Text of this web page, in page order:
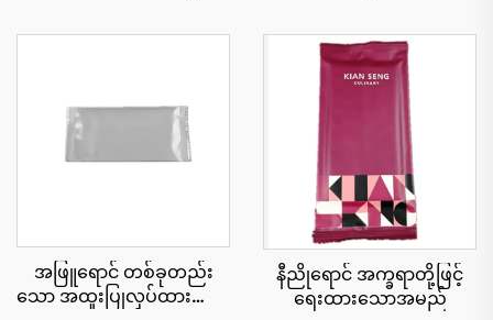
အဖြူရောင် တစ်ခုတည်း
သော အထူးပြုလုပ်ထားသော
နီညိုရောင် အက္ခရာတို့ဖြင့်
ရေးထားသောအမည်